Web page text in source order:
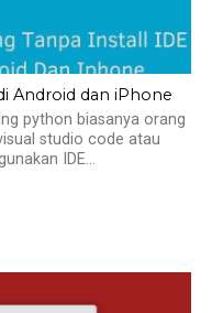
Android dan iPhone
python biasanya orang
studio code atau
IDE...